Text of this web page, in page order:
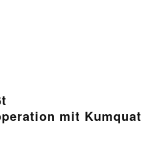
mit Kumquat